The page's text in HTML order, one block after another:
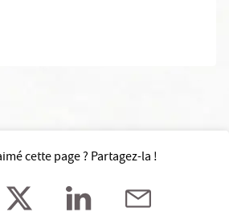
cette page ? Partagez-la !